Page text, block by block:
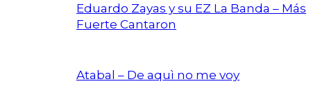
Eduardo Zayas y su EZ La Banda – Más
Fuerte Cantaron
Atabal – De aquì no me voy